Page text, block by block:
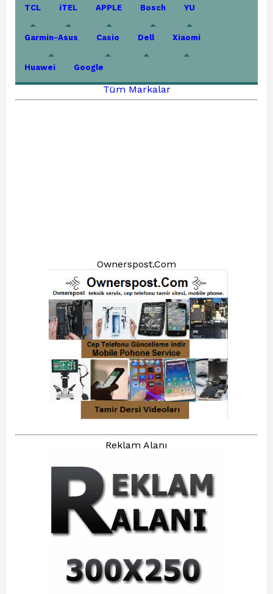
TCL iTEL APPLE Bosch YU
Garmin-Asus Casio Dell Xiaomi
Huawei Google
Tüm Markalar
Ownerspost.Com
Reklam Alanı